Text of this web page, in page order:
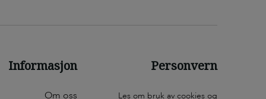
Informasjon
Om oss
Personvern
Les om bruk av cookies og